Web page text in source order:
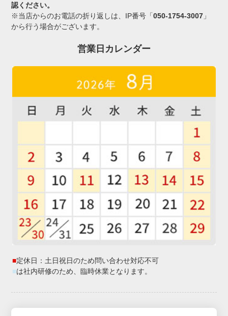
認ください。
※当店からのお電話の折り返しは、IP番号「050-1754-3007 」
から行う場合がございます。
営業日カレンダー
■定休日：土日祝日のため問い合わせ対応不可
■は社内研修のため、臨時休業となります。